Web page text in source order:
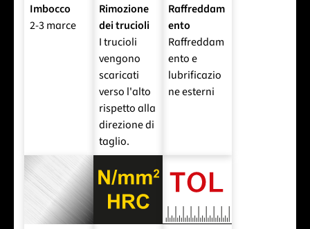
Imbocco
2-3 marce
Rimozione
dei trucioli
I trucioli
vengono
scaricati
verso l'alto
rispetto alla
direzione di
taglio.
Raffreddam
ento
Raffreddam
ento e
lubrificazio
ne esterni